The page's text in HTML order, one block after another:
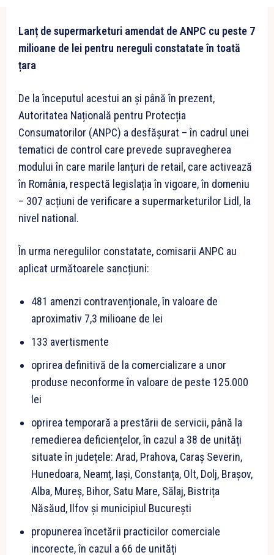
Lanț de supermarketuri amendat de ANPC cu peste 7
milioane de lei pentru nereguli constatate în toată
țara
De la începutul acestui an și până în prezent,
Autoritatea Națională pentru Protecția
Consumatorilor (ANPC) a desfășurat – în cadrul unei
tematici de control care prevede supravegherea
modului în care marile lanțuri de retail, care activează
în România, respectă legislația în vigoare, în domeniu
– 307 acțiuni de verificare a supermarketurilor Lidl, la
nivel national.
În urma neregulilor constatate, comisarii ANPC au
aplicat următoarele sancțiuni:
481 amenzi contravenționale, în valoare de
aproximativ 7,3 milioane de lei
133 avertismente
oprirea definitivă de la comercializare a unor
produse neconforme în valoare de peste 125.000
lei
oprirea temporară a prestării de servicii, până la
remedierea deficiențelor, în cazul a 38 de unități
situate în județele: Arad, Prahova, Caraș Severin,
Hunedoara, Neamț, Iași, Constanța, Olt, Dolj, Brașov,
Alba, Mureș, Bihor, Satu Mare, Sălaj, Bistrița
Năsăud, Ilfov și municipiul București
propunerea încetării practicilor comerciale
incorecte, în cazul a 66 de unități